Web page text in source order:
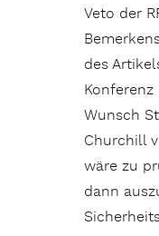
Veto der
des
Wunsch
Churchill
wäre zu
dann